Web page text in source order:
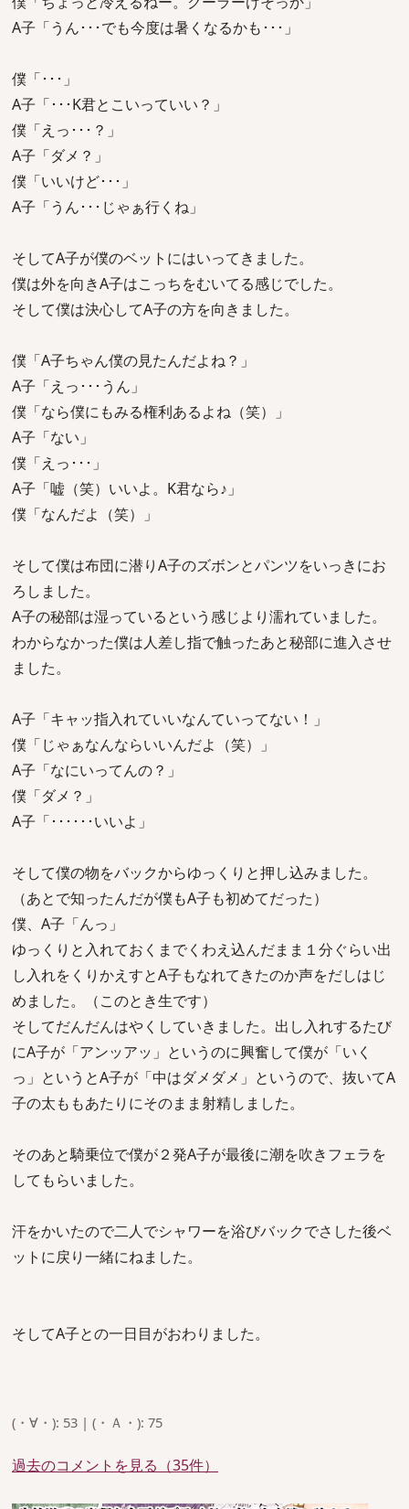
A子「うん･･･でも今度は暑くなるかも･･･」
僕「･･･」
A子「･･･K君とこいっていい？」
僕「えっ･･･？」
A子「ダメ？」
僕「いいけど･･･」
A子「うん･･･じゃぁ行くね」
そしてA子が僕のベットにはいってきました。
僕は外を向きA子はこっちをむいてる感じでした。
そして僕は決心してA子の方を向きました。
僕「A子ちゃん僕の見たんだよね？」
A子「えっ･･･うん」
僕「なら僕にもみる権利あるよね（笑）」
A子「ない」
僕「えっ･･･」
A子「嘘（笑）いいよ。K君なら♪」
僕「なんだよ（笑）」
そして僕は布団に潜りA子のズボンとパンツをいっきにお
ろしました。
A子の秘部は湿っているという感じより濡れていました。
わからなかった僕は人差し指で触ったあと秘部に進入させ
ました。
A子「キャッ指入れていいなんていってない！」
僕「じゃぁなんならいいんだよ（笑）」
A子「なにいってんの？」
僕「ダメ？」
A子「･･････いいよ」
そして僕の物をバックからゆっくりと押し込みました。
（あとで知ったんだが僕もA子も初めてだった）
僕、A子「んっ」
ゆっくりと入れておくまでくわえ込んだまま１分ぐらい出
し入れをくりかえすとA子もなれてきたのか声をだしはじ
めました。（このとき生です）
そしてだんだんはやくしていきました。出し入れするたび
にA子が「アンッアッ」というのに興奮して僕が「いく
っ」というとA子が「中はダメダメ」というので、抜いてA
子の太ももあたりにそのまま射精しました。
そのあと騎乗位で僕が２発A子が最後に潮を吹きフェラを
してもらいました。
汗をかいたので二人でシャワーを浴びバックでさした後ベ
ットに戻り一緒にねました。
そしてA子との一日目がおわりました。
(・∀・): 53 | (・Ａ・): 75
過去のコメントを見る（35件）